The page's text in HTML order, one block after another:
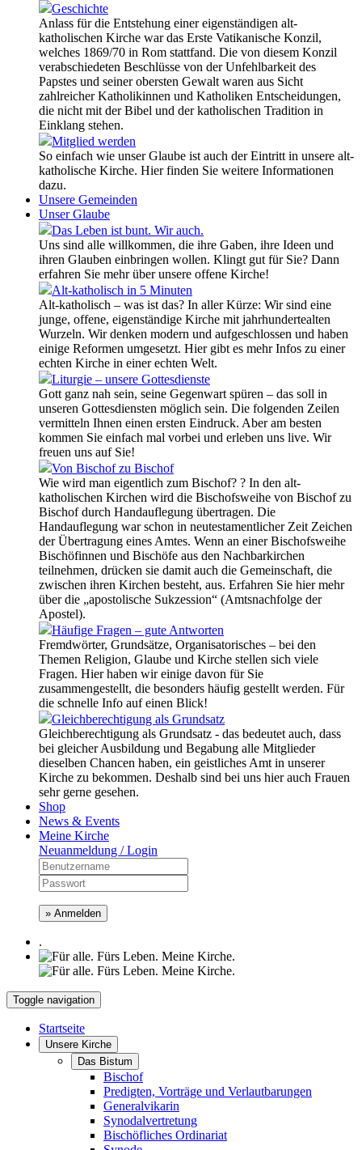
Geschichte
Anlass für die Entstehung einer eigenständigen alt-
katholischen Kirche war das Erste Vatikanische Konzil,
welches 1869/70 in Rom stattfand. Die von diesem Konzil
verabschiedeten Beschlüsse von der Unfehlbarkeit des
Papstes und seiner obersten Gewalt waren aus Sicht
zahlreicher Katholikinnen und Katholiken Entscheidungen,
die nicht mit der Bibel und der katholischen Tradition in
Einklang stehen.
Mitglied werden
So einfach wie unser Glaube ist auch der Eintritt in unsere alt-
katholische Kirche. Hier finden Sie weitere Informationen
dazu.
Unsere Gemeinden
Unser Glaube
Das Leben ist bunt. Wir auch.
Uns sind alle willkommen, die ihre Gaben, ihre Ideen und
ihren Glauben einbringen wollen. Klingt gut für Sie? Dann
erfahren Sie mehr über unsere offene Kirche!
Alt-katholisch in 5 Minuten
Alt-katholisch – was ist das? In aller Kürze: Wir sind eine
junge, offene, eigenständige Kirche mit jahrhundertealten
Wurzeln. Wir denken modern und aufgeschlossen und haben
einige Reformen umgesetzt. Hier gibt es mehr Infos zu einer
echten Kirche in einer echten Welt.
Liturgie – unsere Gottesdienste
Gott ganz nah sein, seine Gegenwart spüren – das soll in
unseren Gottesdiensten möglich sein. Die folgenden Zeilen
vermitteln Ihnen einen ersten Eindruck. Aber am besten
kommen Sie einfach mal vorbei und erleben uns live. Wir
freuen uns auf Sie!
Von Bischof zu Bischof
Wie wird man eigentlich zum Bischof? ? In den alt-
katholischen Kirchen wird die Bischofsweihe von Bischof zu
Bischof durch Handauflegung übertragen. Die
Handauflegung war schon in neutestamentlicher Zeit Zeichen
der Übertragung eines Amtes. Wenn an einer Bischofsweihe
Bischöfinnen und Bischöfe aus den Nachbarkirchen
teilnehmen, drücken sie damit auch die Gemeinschaft, die
zwischen ihren Kirchen besteht, aus. Erfahren Sie hier mehr
über die „apostolische Sukzession“ (Amtsnachfolge der
Apostel).
Häufige Fragen – gute Antworten
Fremdwörter, Grundsätze, Organisatorisches – bei den
Themen Religion, Glaube und Kirche stellen sich viele
Fragen. Hier haben wir einige davon für Sie
zusammengestellt, die besonders häufig gestellt werden. Für
die schnelle Info auf einen Blick!
Gleichberechtigung als Grundsatz
Gleichberechtigung als Grundsatz - das bedeutet auch, dass
bei gleicher Ausbildung und Begabung alle Mitglieder
dieselben Chancen haben, ein geistliches Amt in unserer
Kirche zu bekommen. Deshalb sind bei uns hier auch Frauen
sehr gerne gesehen.
Shop
News & Events
Meine Kirche
Neuanmeldung / Login
» Anmelden
.
Toggle navigation
Startseite
Unsere Kirche
Das Bistum
Bischof
Predigten, Vorträge und Verlautbarungen
Generalvikarin
Synodalvertretung
Bischöfliches Ordinariat